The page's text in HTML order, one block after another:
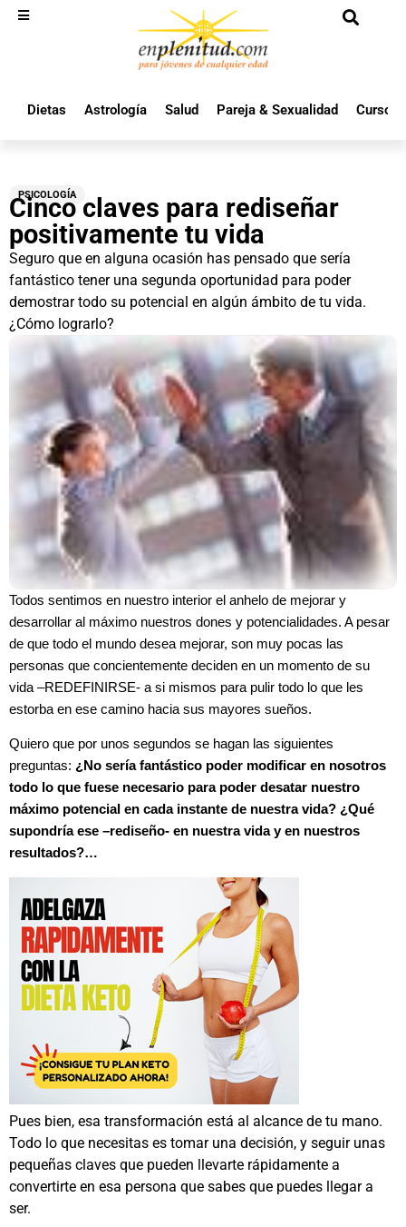
Dietas Astrología Salud Pareja & Sexualidad Cursos
PSICOLOGÍA
Cinco claves para rediseñar
positivamente tu vida
Seguro que en alguna ocasión has pensado que sería
fantástico tener una segunda oportunidad para poder
demostrar todo su potencial en algún ámbito de tu vida.
¿Cómo lograrlo?
Todos sentimos en nuestro interior el anhelo de mejorar y
desarrollar al máximo nuestros dones y potencialidades. A pesar
de que todo el mundo desea mejorar, son muy pocas las
personas que concientemente deciden en un momento de su
vida –REDEFINIRSE- a si mismos para pulir todo lo que les
estorba en ese camino hacia sus mayores sueños.
Quiero que por unos segundos se hagan las siguientes
preguntas: ¿No sería fantástico poder modificar en nosotros
todo lo que fuese necesario para poder desatar nuestro
máximo potencial en cada instante de nuestra vida? ¿Qué
supondría ese –rediseño- en nuestra vida y en nuestros
resultados?…
Pues bien, esa transformación está al alcance de tu mano.
Todo lo que necesitas es tomar una decisión, y seguir unas
pequeñas claves que pueden llevarte rápidamente a
convertirte en esa persona que sabes que puedes llegar a
ser.